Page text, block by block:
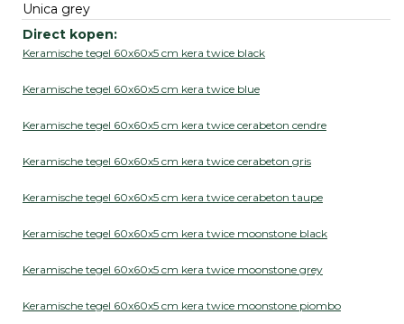
Unica grey
Keramische tegel 60x60x5 cm kera twice black
Keramische tegel 60x60x5 cm kera twice blue
Keramische tegel 60x60x5 cm kera twice cerabeton cendre
Keramische tegel 60x60x5 cm kera twice cerabeton gris
Keramische tegel 60x60x5 cm kera twice cerabeton taupe
Keramische tegel 60x60x5 cm kera twice moonstone black
Keramische tegel 60x60x5 cm kera twice moonstone grey
Keramische tegel 60x60x5 cm kera twice moonstone piombo